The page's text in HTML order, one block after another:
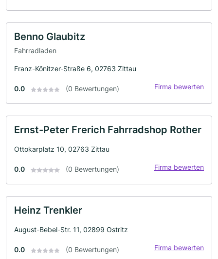
Benno Glaubitz
Fahrradladen
Franz-Könitzer-Straße 6, 02763 Zittau
0.0 (0 Bewertungen) Firma bewerten
Ernst-Peter Frerich Fahrradshop Rother
Ottokarplatz 10, 02763 Zittau
0.0 (0 Bewertungen) Firma bewerten
Heinz Trenkler
August-Bebel-Str. 11, 02899 Ostritz
0.0 (0 Bewertungen) Firma bewerten